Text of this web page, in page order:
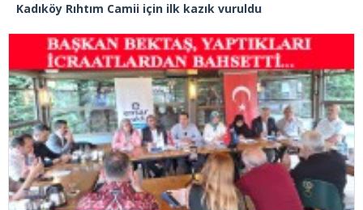
Kadıköy Rıhtım Camii için ilk kazık vuruldu